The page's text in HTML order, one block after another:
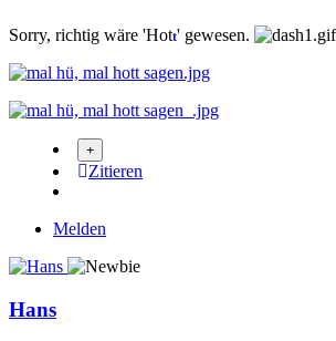
Sorry, richtig wäre 'Hott' gewesen.
Zitieren
Melden
Hans